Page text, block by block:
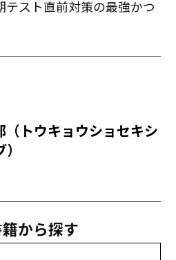
スト直前対策の最強かつ
トウキョウショセキシ
から探す